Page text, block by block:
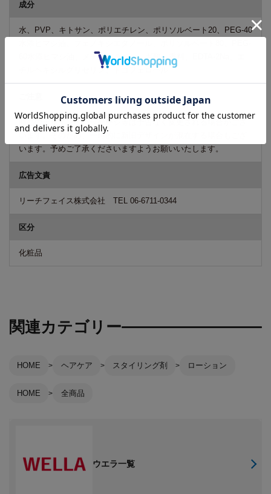
成分
水、PVP、キトサン、ポリエチレン、ポリソルベート20、PEG-40
60水添ヒマシ油、メチルパラベン、ギ酸、香料、EDTA-2Na、エ
チルヘキシルグリセリン、トコフェロール
商品のデザイン・パッケージ等は予告なく変更される場合がござ
います。そのため、一時的に新旧デザインが混在する場合もござ
います。予めご了承くださいますようお願いいたします。
広告文責
リーチフェイス株式会社 TEL 06-6711-0344
区分
化粧品
関連カテゴリー
HOME ヘアケア スタイリング剤 ローション
HOME 全商品
ウエラ一覧